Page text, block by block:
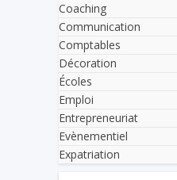
Coaching
Communication
Comptables
Décoration
Écoles
Emploi
Entrepreneuriat
Evènementiel
Expatriation